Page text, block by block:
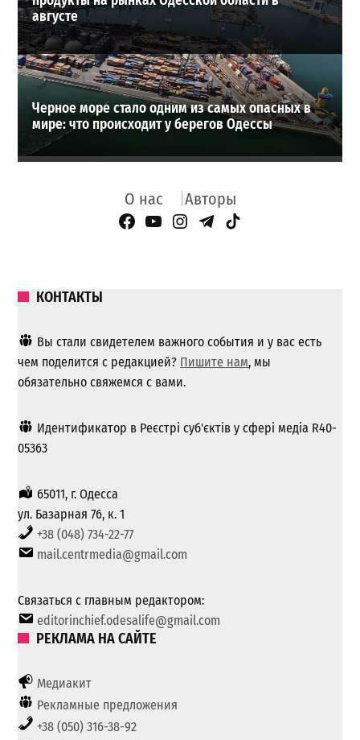
августе
Черное море стало одним из самых опасных в
мире: что происходит у берегов Одессы
О нас Авторы
Facebook Page
YouTube
Instagram
Telegram
TikTok
КОНТАКТЫ
Вы стали свидетелем важного события и у вас есть
чем поделится с редакцией? Пишите нам, мы
обязательно свяжемся с вами.
Идентификатор в Реєстрі суб'єктів у сфері медіа R40-
05363
65011, г. Одесса
ул. Базарная 76, к. 1
+38 (048) 734-22-77
mail.centrmedia@gmail.com
Связаться с главным редактором:
editorinchief.odesalife@gmail.com
РЕКЛАМА НА САЙТЕ
Медиакит
Рекламные предложения
+38 (050) 316-38-92